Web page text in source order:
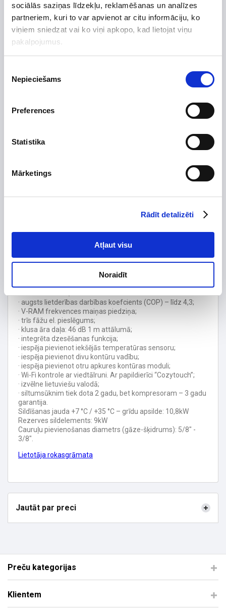
sociālās saziņas līdzekļu, reklamēšanas un analīzes
partneriem, kuri to var apvienot ar citu informāciju, ko
viņiem sniedzat vai ko viņi apkopo, kad lietojat viņu
pakalpojumus.
izvēle
Nepieciešams
Preferences
Statistika
Mārketings
Rādīt detalizēti
Atļaut visu
Noraidīt
Preces apraksts
Augstums, mm
Dziļums, mm
Efektivitāte
Degvielas veids
Garantijas termiņš, mēn.
24
· integrēts A klases cirkulācijas sūknis;
· plūsmas temperatūra līdz 60 °C (bez elektriskā sildītāja);
· freons R 410 A;
· augsts lietderības darbības koefcients (COP) – līdz 4,3;
· V-RAM frekvences maiņas piedziņa;
· trīs fāžu el. pieslēgums;
· klusa āra daļa: 46 dB 1 m attālumā;
· integrēta dzesēšanas funkcija;
· iespēja pievienot iekšējās temperatūras sensoru;
· iespēja pievienot divu kontūru vadību;
· iespēja pievienot otru apkures kontūras moduli;
· Wi-Fi kontrole ar viedtālruni. Ar papildierīci “Cozytouch”;
· izvēlne lietuviešu valodā;
· siltumsūknim tiek dota 2 gadu, bet kompresoram – 3 gadu
garantija.
Sildīšanas jauda +7 °C / +35 °C – grīdu apsilde: 10,8kW
Rezerves sildelements: 9kW
Cauruļu pievienošanas diametrs (gāze-šķidrums): 5/8" -
3/8".
Lietotāja rokasgrāmata
Jautāt par preci
Preču kategorijas
Klientem